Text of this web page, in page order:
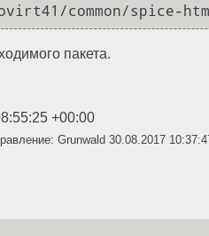
пакета.
+00:00
Grunwald 30.08.2017